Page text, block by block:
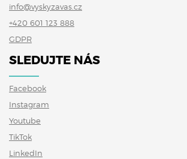
info@vyskyzavas.cz
+420 601 123 888
GDPR
SLEDUJTE NÁS
Facebook
Instagram
Youtube
TikTok
LinkedIn